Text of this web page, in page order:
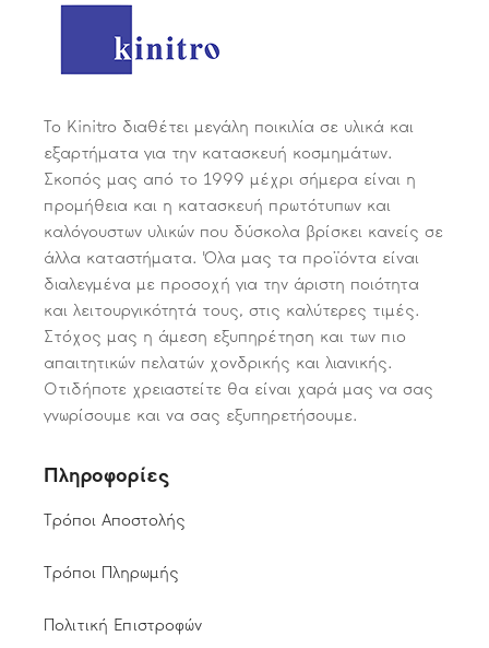
Το Kinitro διαθέτει μεγάλη ποικιλία σε υλικά και
εξαρτήματα για την κατασκευή κοσμημάτων.
Σκοπός μας από το 1999 μέχρι σήμερα είναι η
προμήθεια και η κατασκευή πρωτότυπων και
καλόγουστων υλικών που δύσκολα βρίσκει κανείς σε
άλλα καταστήματα. Όλα μας τα προϊόντα είναι
διαλεγμένα με προσοχή για την άριστη ποιότητα
και λειτουργικότητά τους, στις καλύτερες τιμές.
Στόχος μας η άμεση εξυπηρέτηση και των πιο
απαιτητικών πελατών χονδρικής και λιανικής.
Οτιδήποτε χρειαστείτε θα είναι χαρά μας να σας
γνωρίσουμε και να σας εξυπηρετήσουμε.
Πληροφορίες
Τρόποι Αποστολής
Τρόποι Πληρωμής
Πολιτική Επιστροφών